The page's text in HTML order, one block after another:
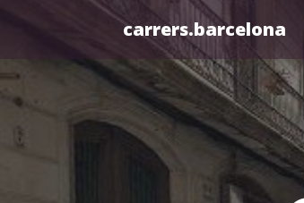
carrers.barcelona